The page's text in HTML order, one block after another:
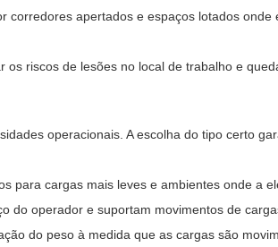
apertados e espaços lotados
riscos de lesões no local de trabalho e
operacionais. A escolha do tipo certo
para cargas mais leves e ambientes onde a
do operador e suportam movimentos de
do peso à medida que as cargas são